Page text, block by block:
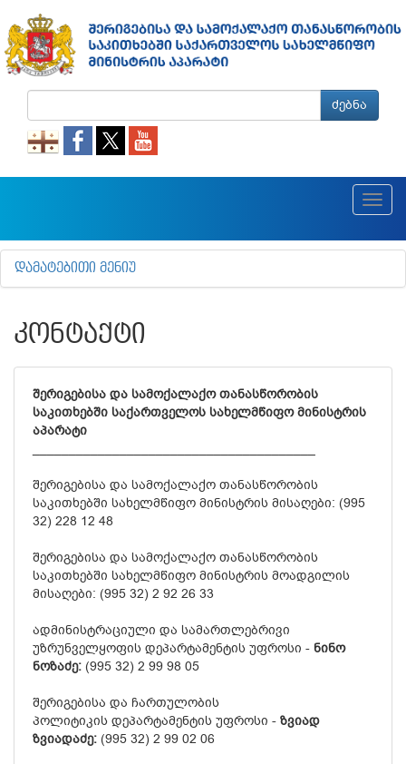
ძებნა
ᲓᲐᲛᲐᲢᲔᲑᲘᲗᲘ ᲛᲔᲜᲘᲣ
ᲙᲝᲜᲢᲐᲥᲢᲘ
შერიგებისა და სამოქალაქო თანასწორობის
საკითხებში საქართველოს სახელმწიფო მინისტრის
აპარატი
შერიგებისა და სამოქალაქო თანასწორობის
საკითხებში სახელმწიფო მინისტრის მისაღები: (995
32) 228 12 48
შერიგებისა და სამოქალაქო თანასწორობის
საკითხებში სახელმწიფო მინისტრის მოადგილის
მისაღები: (995 32) 2 92 26 33
ადმინისტრაციული და სამართლებრივი
უზრუნველყოფის დეპარტამენტის უფროსი - ნინო
ნოზაძე: (995 32) 2 99 98 05
შერიგებისა და ჩართულობის
პოლიტიკის დეპარტამენტის უფროსი - ზვიად
ზვიადაძე: (995 32) 2 99 02 06